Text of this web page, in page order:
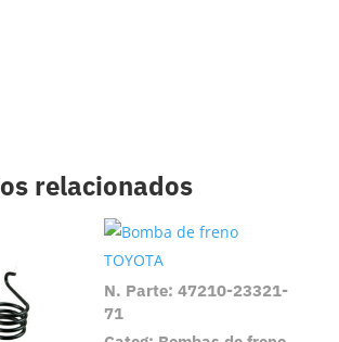
relacionados
N. Parte: 47210-23321-
71